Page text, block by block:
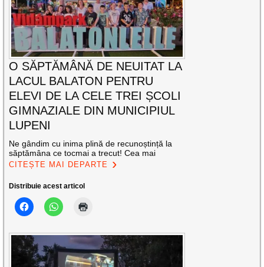
O SĂPTĂMÂNĂ DE NEUITAT LA
LACUL BALATON PENTRU
ELEVI DE LA CELE TREI ȘCOLI
GIMNAZIALE DIN MUNICIPIUL
LUPENI
Ne gândim cu inima plină de recunoștință la
săptămâna ce tocmai a trecut! Cea mai
CITEȘTE MAI DEPARTE
Distribuie acest articol